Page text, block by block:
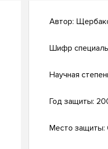
Автор:
Шифр
Научная
Год защиты:
Место защиты: